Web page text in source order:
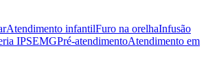
Atendimento infantilFuro na orelhaInfusão
IPSEMGPré-atendimentoAtendimento em